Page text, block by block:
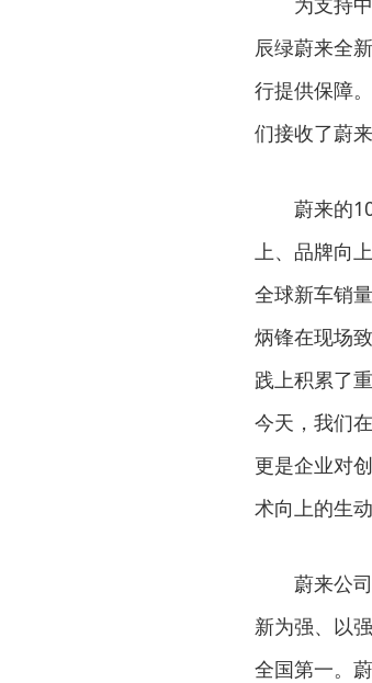
辰绿蔚来全
行提供保障
们接收了蔚
蔚来的
上、品牌向
全球新车销
炳锋在现场
践上积累了
今天，我们
更是企业对
术向上的生
蔚来公
新为强、以
全国第一。